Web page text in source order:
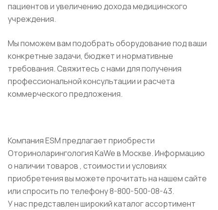
пациентов и увеличению дохода медицинского
учреждения.
Мы поможем вам подобрать оборудование под ваши
конкретные задачи, бюджет и нормативные
требования. Свяжитесь с нами для получения
профессиональной консультации и расчета
коммерческого предложения.
Компания ESM предлагает приобрести
Оториноларингология KaWe в Москве. Информацию
о наличии товаров , стоимости и условиях
приобретения вы можете прочитать на нашем сайте
или спросить по телефону 8-800-500-08-43.
У нас представлен широкий каталог ассортимент